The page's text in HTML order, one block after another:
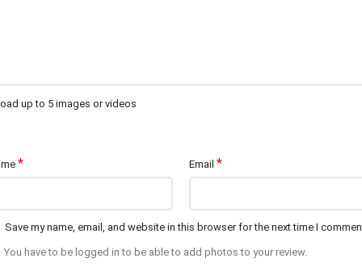
up to 5 images or videos
* Email *
Save my name, email, and website in this browser for the next time I
You have to be logged in to be able to add photos to your review.